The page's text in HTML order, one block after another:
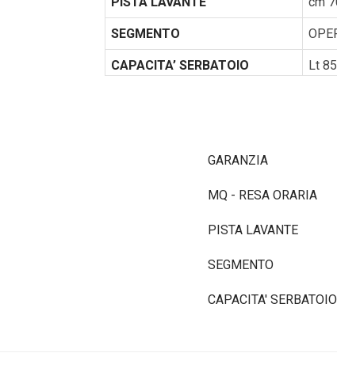
SEGMENTO
CAPACITA’ SERBATOIO Lt
GARANZIA
MQ - RESA ORARIA
PISTA LAVANTE
SEGMENTO
CAPACITA' SERBATOIO